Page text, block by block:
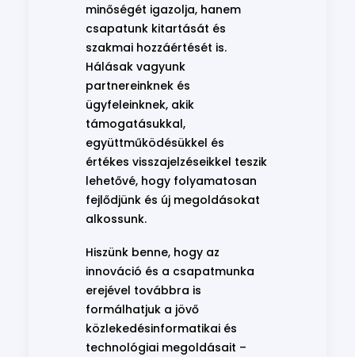
minőségét igazolja, hanem
csapatunk kitartását és
szakmai hozzáértését is.
Hálásak vagyunk
partnereinknek és
ügyfeleinknek, akik
támogatásukkal,
együttműködésükkel és
értékes visszajelzéseikkel teszik
lehetővé, hogy folyamatosan
fejlődjünk és új megoldásokat
alkossunk.
Hiszünk benne, hogy az
innováció és a csapatmunka
erejével továbbra is
formálhatjuk a jövő
közlekedésinformatikai és
technológiai megoldásait –